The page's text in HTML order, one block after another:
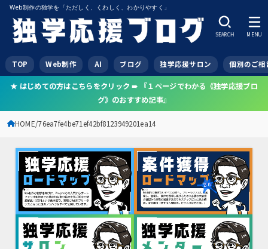
Web制作の独学を「ただしく、くわしく、わかりやすく」
TOP Web制作 AI ブログ 独学応援サロン 個別のご相
SEARCH MENU
★ はじめての方はこちらをクリック ➠ 『１ページでわかる《独学応援ブロ
グ》のおすすめ記事』
HOME 76ea7fe4be71ef42bf8123949201ea14